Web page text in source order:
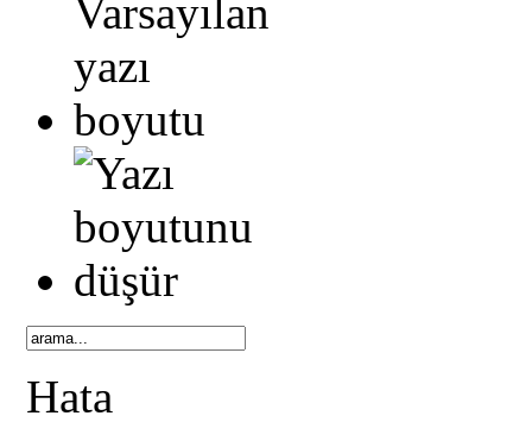
Hata